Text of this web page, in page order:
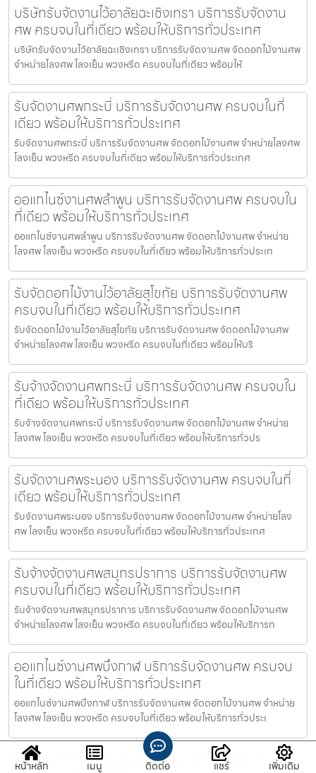
บริษัทรับจัดงานไว้อาลัยฉะเชิงเทรา บริการรับจัดงาน
ศพ ครบจบในที่เดียว พร้อมให้บริการทั่วประเทศ
บริษัทรับจัดงานไว้อาลัยฉะเชิงเทรา บริการรับจัดงานศพ จัดดอกไม้งานศพ
จำหน่ายโลงศพ โลงเย็น พวงหรีด ครบจบในที่เดียว พร้อมให้
รับจัดงานศพกระบี่ บริการรับจัดงานศพ ครบจบในที่
เดียว พร้อมให้บริการทั่วประเทศ
รับจัดงานศพกระบี่ บริการรับจัดงานศพ จัดดอกไม้งานศพ จำหน่ายโลงศพ
โลงเย็น พวงหรีด ครบจบในที่เดียว พร้อมให้บริการทั่วประเทศ
ออแกไนซ์งานศพลำพูน บริการรับจัดงานศพ ครบจบใน
ที่เดียว พร้อมให้บริการทั่วประเทศ
ออแกไนซ์งานศพลำพูน บริการรับจัดงานศพ จัดดอกไม้งานศพ จำหน่าย
โลงศพ โลงเย็น พวงหรีด ครบจบในที่เดียว พร้อมให้บริการทั่วประเท
รับจัดดอกไม้งานไว้อาลัยสุโขทัย บริการรับจัดงานศพ
ครบจบในที่เดียว พร้อมให้บริการทั่วประเทศ
รับจัดดอกไม้งานไว้อาลัยสุโขทัย บริการรับจัดงานศพ จัดดอกไม้งานศพ
จำหน่ายโลงศพ โลงเย็น พวงหรีด ครบจบในที่เดียว พร้อมให้บริ
รับจ้างจัดงานศพกระบี่ บริการรับจัดงานศพ ครบจบใน
ที่เดียว พร้อมให้บริการทั่วประเทศ
รับจ้างจัดงานศพกระบี่ บริการรับจัดงานศพ จัดดอกไม้งานศพ จำหน่าย
โลงศพ โลงเย็น พวงหรีด ครบจบในที่เดียว พร้อมให้บริการทั่วปร
รับจัดงานศพระนอง บริการรับจัดงานศพ ครบจบในที่
เดียว พร้อมให้บริการทั่วประเทศ
รับจัดงานศพระนอง บริการรับจัดงานศพ จัดดอกไม้งานศพ จำหน่ายโลง
ศพ โลงเย็น พวงหรีด ครบจบในที่เดียว พร้อมให้บริการทั่วประเทศ
รับจ้างจัดงานศพสมุทรปราการ บริการรับจัดงานศพ
ครบจบในที่เดียว พร้อมให้บริการทั่วประเทศ
รับจ้างจัดงานศพสมุทรปราการ บริการรับจัดงานศพ จัดดอกไม้งานศพ
จำหน่ายโลงศพ โลงเย็น พวงหรีด ครบจบในที่เดียว พร้อมให้บริการท
ออแกไนซ์งานศพบึงกาฬ บริการรับจัดงานศพ ครบจบ
ในที่เดียว พร้อมให้บริการทั่วประเทศ
ออแกไนซ์งานศพบึงกาฬ บริการรับจัดงานศพ จัดดอกไม้งานศพ จำหน่าย
โลงศพ โลงเย็น พวงหรีด ครบจบในที่เดียว พร้อมให้บริการทั่วประเ
ออแกไนซ์งานศพอยุธยา บริการรับจัดงานศพ ครบจบ
หน้าหลัก เมนู ติดต่อ แชร์ เพิ่มเติม